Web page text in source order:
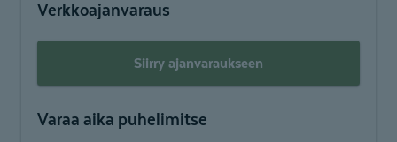
Verkkoajanvaraus
Siirry ajanvaraukseen
Varaa aika puhelimitse